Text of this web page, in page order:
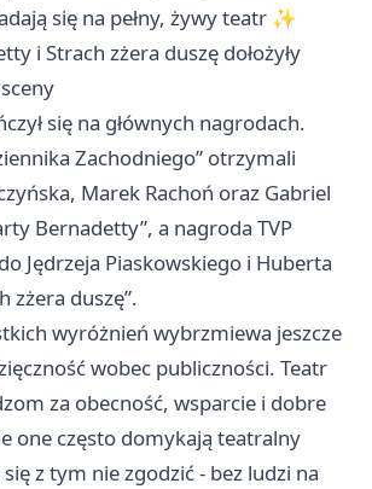
się na pełny, żywy teatr ✨
i Strach zżera duszę dołożyły
się na głównych nagrodach.
Zachodniego” otrzymali
Marek Rachoń oraz Gabriel
Bernadetty”, a nagroda TVP
Jędrzeja Piaskowskiego i Huberta
zżera duszę”.
wyróżnień wybrzmiewa jeszcze
wobec publiczności. Teatr
za obecność, wsparcie i dobre
one często domykają teatralny
z tym nie zgodzić - bez ludzi na